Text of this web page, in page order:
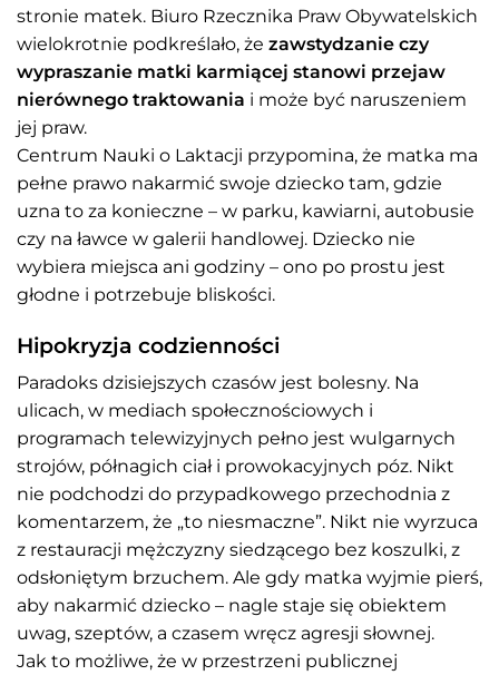
stronie matek. Biuro Rzecznika Praw Obywatelskich
wielokrotnie podkreślało, że zawstydzanie czy
wypraszanie matki karmiącej stanowi przejaw
nierównego traktowania i może być naruszeniem
jej praw.
Centrum Nauki o Laktacji przypomina, że matka ma
pełne prawo nakarmić swoje dziecko tam, gdzie
uzna to za konieczne – w parku, kawiarni, autobusie
czy na ławce w galerii handlowej. Dziecko nie
wybiera miejsca ani godziny – ono po prostu jest
głodne i potrzebuje bliskości.
Hipokryzja codzienności
Paradoks dzisiejszych czasów jest bolesny. Na
ulicach, w mediach społecznościowych i
programach telewizyjnych pełno jest wulgarnych
strojów, półnagich ciał i prowokacyjnych póz. Nikt
nie podchodzi do przypadkowego przechodnia z
komentarzem, że „to niesmaczne”. Nikt nie wyrzuca
z restauracji mężczyzny siedzącego bez koszulki, z
odsłoniętym brzuchem. Ale gdy matka wyjmie pierś,
aby nakarmić dziecko – nagle staje się obiektem
uwag, szeptów, a czasem wręcz agresji słownej.
Jak to możliwe, że w przestrzeni publicznej